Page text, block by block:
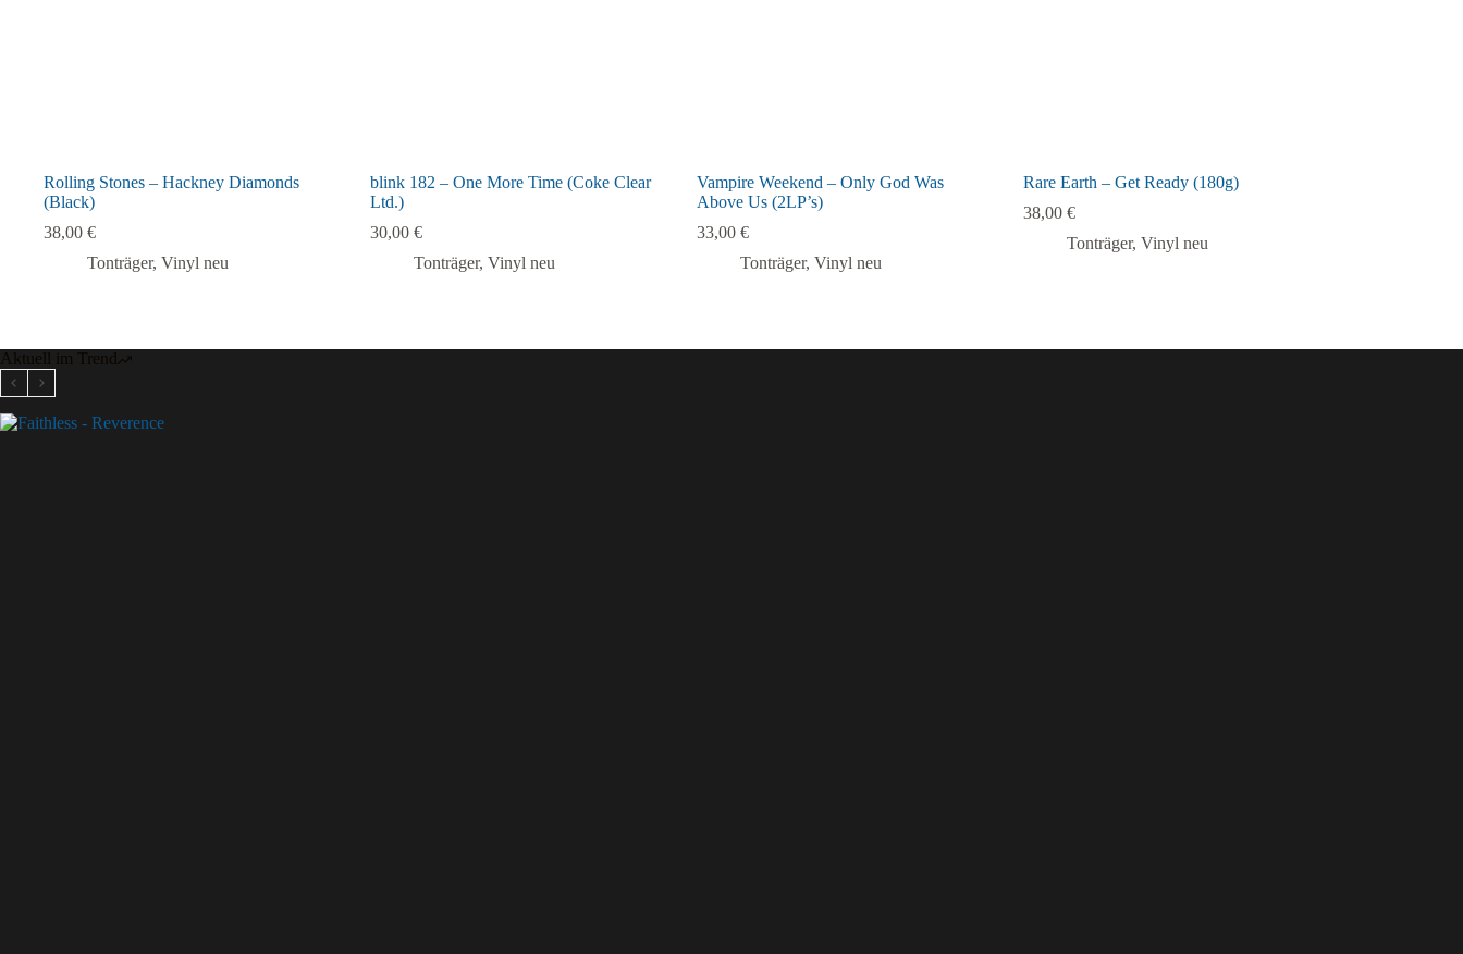
Rolling Stones – Hackney Diamonds
(Black)
38,00 €
Tonträger, Vinyl neu
blink 182 – One More Time (Coke Clear
Ltd.)
30,00 €
Tonträger, Vinyl neu
Vampire Weekend – Only God Was
Above Us (2LP’s)
33,00 €
Tonträger, Vinyl neu
Rare Earth – Get Ready (180g)
38,00 €
Tonträger, Vinyl neu
Aktuell im Trend